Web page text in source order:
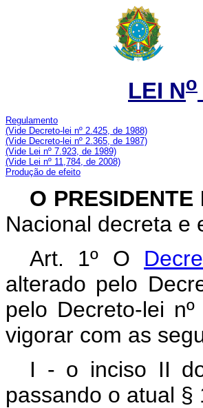
LEI No
Regulamento
(Vide Decreto-lei nº 2.425, de 1988)
(Vide Decreto-lei nº 2.365, de 1987)
(Vide Lei nº 7.923, de 1989)
(Vide Lei nº 11,784, de 2008)
Produção de efeito
O
Nacional decreta e
Art. 1º O
alterado pelo
pelo Decreto-lei
vigorar com as
I - o inciso II
passando o atual §